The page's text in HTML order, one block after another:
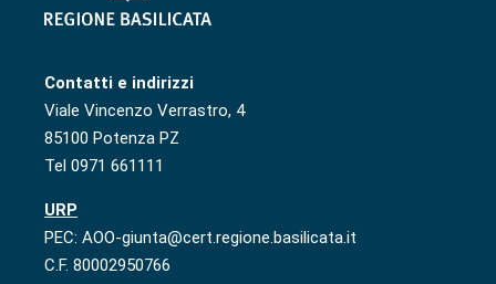
Contatti e indirizzi
Viale Vincenzo Verrastro, 4
85100 Potenza PZ
Tel 0971 661111
URP
PEC: AOO-giunta@cert.regione.basilicata.it
C.F. 80002950766